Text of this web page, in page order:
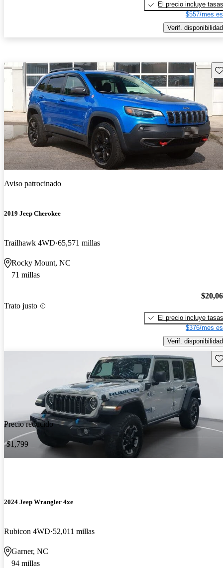
El precio incluye tasas
$557/mes
Verif. disponibilidad
Aviso patrocinado
2019 Jeep Cherokee
Trailhawk 4WD 65,571 millas
Rocky Mount, NC
71 millas
Trato justo
El precio incluye tasas
$376/mes
Verif. disponibilidad
Precio reducido
-$1,799
2024 Jeep Wrangler 4xe
Rubicon 4WD 52,011 millas
Garner, NC
94 millas